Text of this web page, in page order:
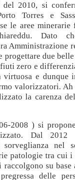
2010, si
Torres e
le aree minerarie
Dato
Amministrazione
due
zero e
virtuosa e dunque
valorizzatori. Ah
la carenza
2008 ) si
Dal 2012
nel
patologie tra cui
su base
delle